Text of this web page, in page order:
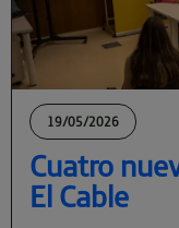
19/05/2026
Cuatro
El Cable